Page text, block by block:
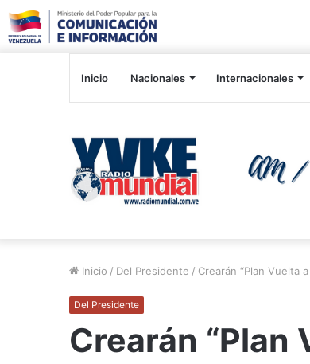
Inicio Nacionales Internacionales
Inicio / Del Presidente / Crearán “Plan Vuelta
Del Presidente
Crearán “Plan